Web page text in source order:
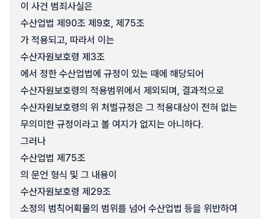
이 사건 범죄사실은
수산업법 제90조 제9호, 제75조
가 적용되고, 따라서 이는
수산자원보호령 제3조
에서 정한 수산업법에 규정이 있는 때에 해당되어
수산자원보호령의 적용범위에서 제외되며, 결과적으로
수산자원보호령의 위 처벌규정은 그 적용대상이 전혀 없는
무의미한 규정이라고 볼 여지가 없지는 아니하다.
그러나
수산업법 제75조
의 문언 형식 및 그 내용이
수산자원보호령 제29조
소정의 범칙어획물의 범위를 넘어 수산업법 등을 위반하여